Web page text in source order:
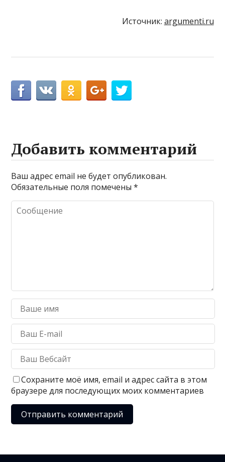
Источник: argumenti.ru
Добавить комментарий
Ваш адрес email не будет опубликован.
Обязательные поля помечены*
Сохраните моё имя, email и адрес сайта в этом
браузере для последующих моих комментариев